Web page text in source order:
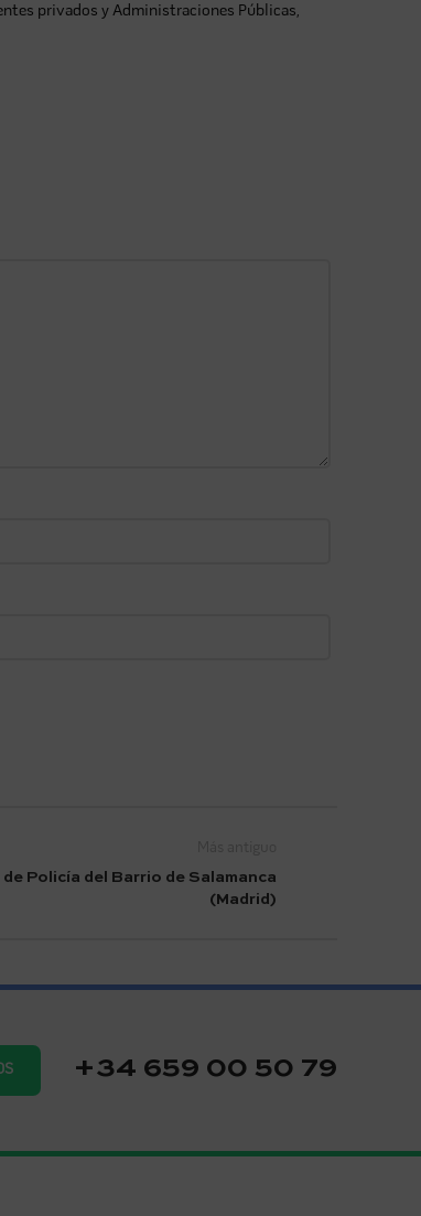
privados y Administraciones Públicas,
Policía del Barrio de Salamanca
(Madrid)
+34 659 00 50 79